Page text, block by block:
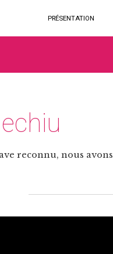
PRÉSENTATION
reconnu, nous